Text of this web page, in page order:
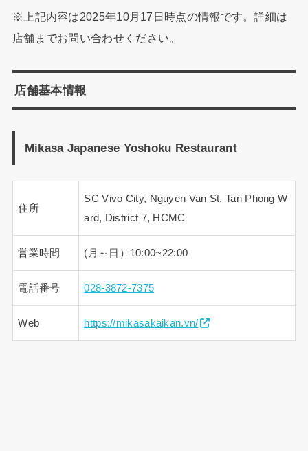
※上記内容は2025年10月17日時点の情報です。詳細は
店舗までお問い合わせください。
店舗基本情報
Mikasa Japanese Yoshoku Restaurant
住所
SC Vivo City, Nguyen Van St, Tan Phong W
ard, District 7, HCMC
営業時間 (月～日）10:00~22:00
電話番号 028-3872-7375
Web https://mikasakaikan.vn/